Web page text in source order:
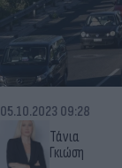
Τάνια
Γκιώση
05.10.2023 09:28